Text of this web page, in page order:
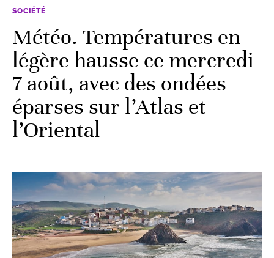
SOCIÉTÉ
Météo. Températures en
légère hausse ce mercredi
7 août, avec des ondées
éparses sur l’Atlas et
l’Oriental